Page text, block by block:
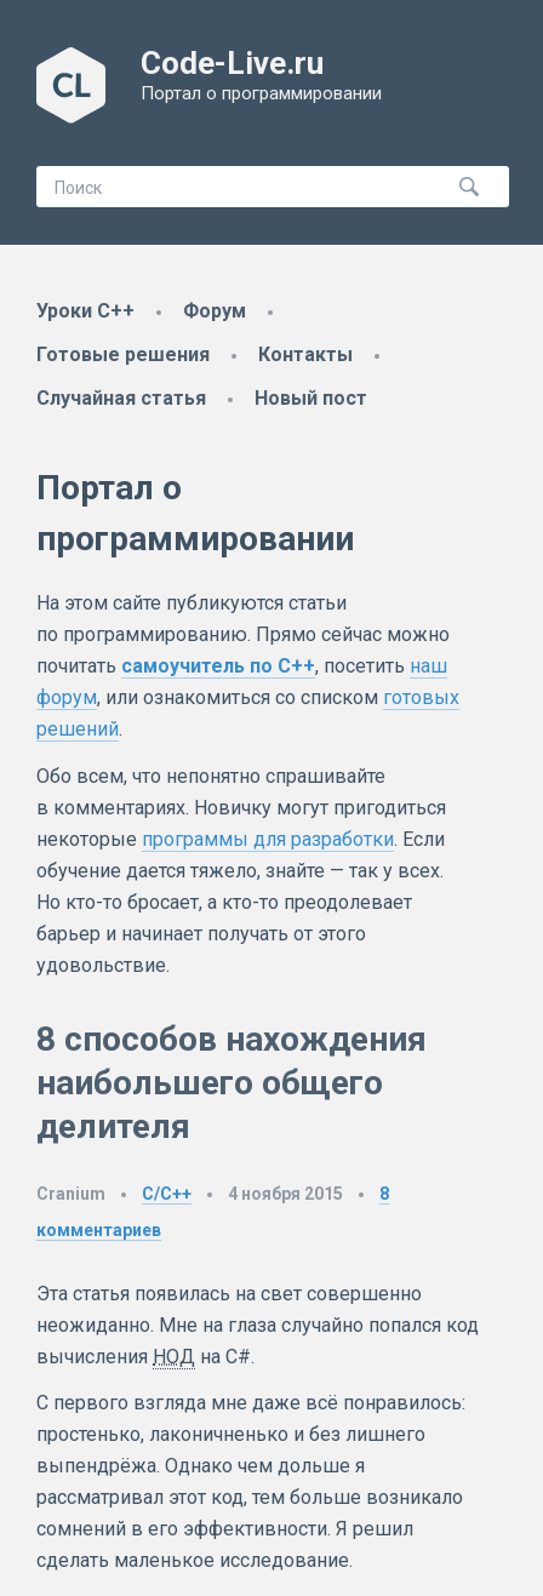
Code-Live.ru
Портал о программировании
Уроки C++
Форум
Готовые решения
Контакты
Случайная статья
Новый пост
Портал о
программировании
На этом сайте публикуются статьи
по программированию. Прямо сейчас можно
почитать самоучитель по C++, посетить наш
форум, или ознакомиться со списком готовых
решений.
Обо всем, что непонятно спрашивайте
в комментариях. Новичку могут пригодиться
некоторые программы для разработки. Если
обучение дается тяжело, знайте — так у всех.
Но кто-то бросает, а кто-то преодолевает
барьер и начинает получать от этого
удовольствие.
8 способов нахождения
наибольшего общего
делителя
Cranium C/C++ 4 ноября 2015
8
комментариев
Эта статья появилась на свет совершенно
неожиданно. Мне на глаза случайно попался код
вычисления НОД на C#.
С первого взгляда мне даже всё понравилось:
простенько, лаконичненько и без лишнего
выпендрёжа. Однако чем дольше я
рассматривал этот код, тем больше возникало
сомнений в его эффективности. Я решил
сделать маленькое исследование.